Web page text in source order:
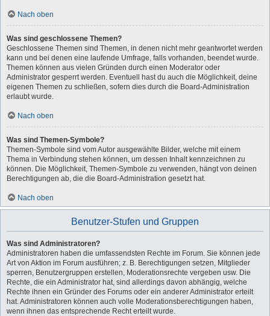
Nach oben
Was sind geschlossene Themen?
Geschlossene Themen sind Themen, in denen nicht mehr geantwortet werden
kann und bei denen eine laufende Umfrage, falls vorhanden, beendet wurde.
Themen können aus vielen Gründen durch einen Moderator oder
Administrator gesperrt werden. Eventuell hast du auch die Möglichkeit, deine
eigenen Themen zu schließen, sofern dies durch die Board-Administration
erlaubt wurde.
Nach oben
Was sind Themen-Symbole?
Themen-Symbole sind vom Autor ausgewählte Bilder, welche mit einem
Thema in Verbindung stehen können, um dessen Inhalt kennzeichnen zu
können. Die Möglichkeit, Themen-Symbole zu verwenden, hängt von deinen
Berechtigungen ab, die die Board-Administration gesetzt hat.
Nach oben
Benutzer-Stufen und Gruppen
Was sind Administratoren?
Administratoren haben die umfassendsten Rechte im Forum. Sie können jede
Art von Aktion im Forum ausführen; z. B. Berechtigungen setzen, Mitglieder
sperren, Benutzergruppen erstellen, Moderationsrechte vergeben usw. Die
Rechte, die ein Administrator hat, sind allerdings davon abhängig, welche
Rechte ihnen ein Gründer des Forums oder ein anderer Administrator erteilt
hat. Administratoren können auch volle Moderationsberechtigungen haben,
wenn ihnen das entsprechende Recht erteilt wurde.